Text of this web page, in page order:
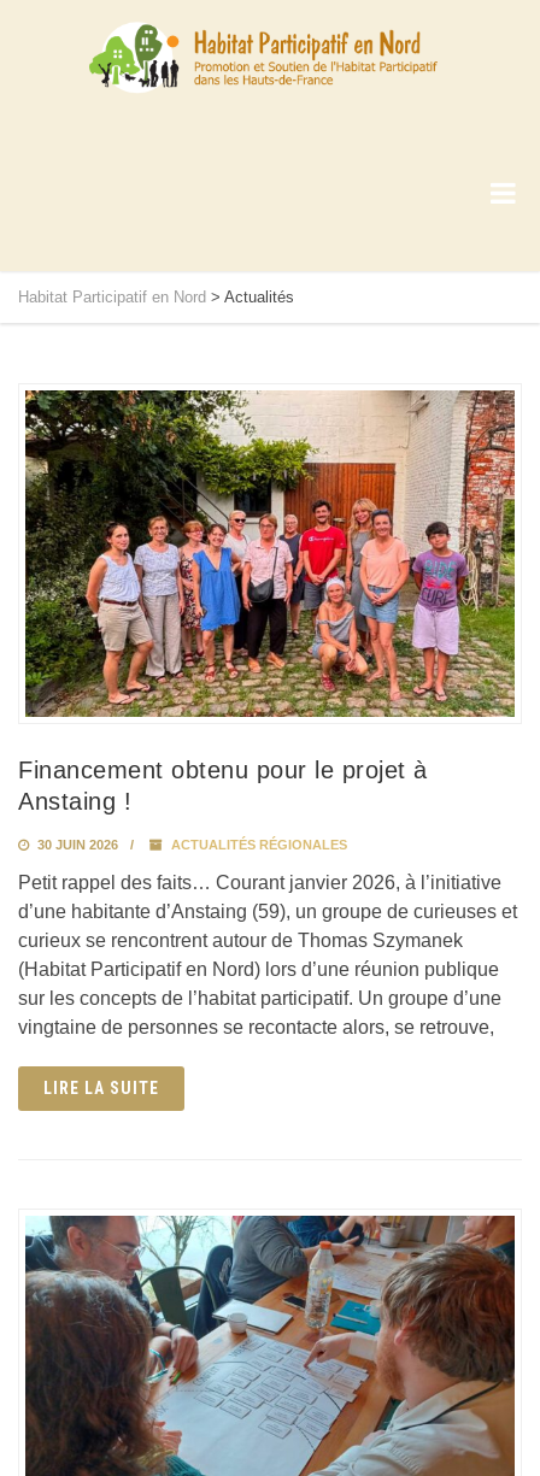
Habitat Participatif en Nord > Actualités
Financement obtenu pour le projet à
Anstaing !
30 JUIN 2026 ACTUALITÉS RÉGIONALES
Petit rappel des faits… Courant janvier 2026, à l’initiative
d’une habitante d’Anstaing (59), un groupe de curieuses et
curieux se rencontrent autour de Thomas Szymanek
(Habitat Participatif en Nord) lors d’une réunion publique
sur les concepts de l’habitat participatif. Un groupe d’une
vingtaine de personnes se recontacte alors, se retrouve,
LIRE LA SUITE